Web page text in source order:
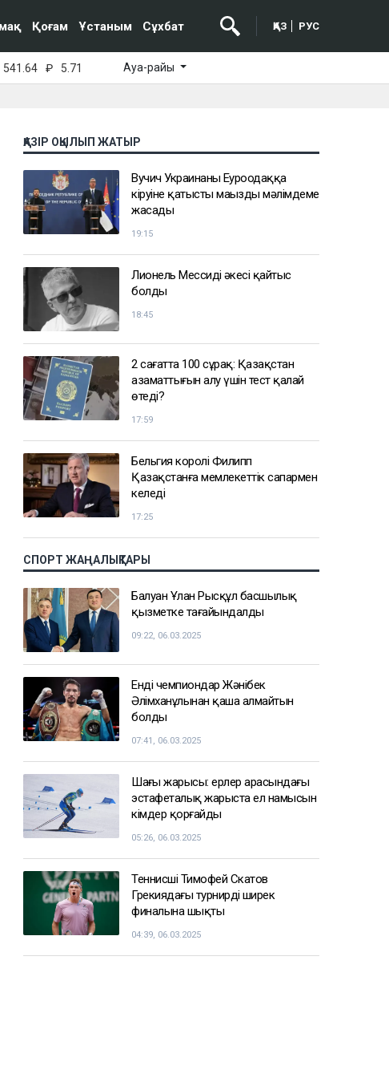
Қоғам Ұстаным Сұхбат ҚАЗ РУС
541.64 ₽ 5.71 Ауа-райы
ҚАЗІР ОҚЫЛЫП ЖАТЫР
Вучич Украинаның Еуроодаққа
кіруіне қатысты маңызды мәлімдеме
жасады
19:15
Лионель Мессидің әкесі қайтыс
болды
18:45
2 сағатта 100 сұрақ: Қазақстан
азаматтығын алу үшін тест қалай
өтеді?
17:59
Бельгия королі Филипп
Қазақстанға мемлекеттік сапармен
келеді
17:25
СПОРТ ЖАҢАЛЫҚТАРЫ
Балуан Ұлан Рысқұл басшылық
қызметке тағайындалды
09:22, 06.03.2025
Енді чемпиондар Жәнібек
Әлімханұлынан қаша алмайтын
болды
07:41, 06.03.2025
Шаңғы жарысы: ерлер арасындағы
эстафеталық жарыста ел намысын
кімдер қорғайды
05:26, 06.03.2025
Теннисші Тимофей Скатов
Грекиядағы турнирдің ширек
финалына шықты
04:39, 06.03.2025